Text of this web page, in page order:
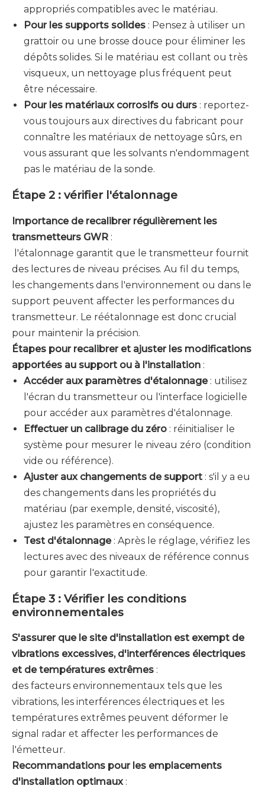
appropriés compatibles avec le matériau.
Pour les supports solides : Pensez à utiliser un
grattoir ou une brosse douce pour éliminer les
dépôts solides. Si le matériau est collant ou très
visqueux, un nettoyage plus fréquent peut
être nécessaire.
Pour les matériaux corrosifs ou durs : reportez-
vous toujours aux directives du fabricant pour
connaître les matériaux de nettoyage sûrs, en
vous assurant que les solvants n'endommagent
pas le matériau de la sonde.
Étape 2 : vérifier l'étalonnage
Importance de recalibrer régulièrement les
transmetteurs GWR :
l'étalonnage garantit que le transmetteur fournit
des lectures de niveau précises. Au fil du temps,
les changements dans l'environnement ou dans le
support peuvent affecter les performances du
transmetteur. Le réétalonnage est donc crucial
pour maintenir la précision.
Étapes pour recalibrer et ajuster les modifications
apportées au support ou à l'installation :
Accéder aux paramètres d'étalonnage: utilisez
l'écran du transmetteur ou l'interface logicielle
pour accéder aux paramètres d'étalonnage.
Effectuer un calibrage du zéro : réinitialiser le
système pour mesurer le niveau zéro (condition
vide ou référence).
Ajuster aux changements de support : s'il y a eu
des changements dans les propriétés du
matériau (par exemple, densité, viscosité),
ajustez les paramètres en conséquence.
Test d'étalonnage: Après le réglage, vérifiez les
lectures avec des niveaux de référence connus
pour garantir l'exactitude.
Étape 3 : Vérifier les conditions
environnementales
S'assurer que le site d'installation est exempt de
vibrations excessives, d'interférences électriques
et de températures extrêmes :
des facteurs environnementaux tels que les
vibrations, les interférences électriques et les
températures extrêmes peuvent déformer le
signal radar et affecter les performances de
l'émetteur.
Recommandations pour les emplacements
d'installation optimaux: